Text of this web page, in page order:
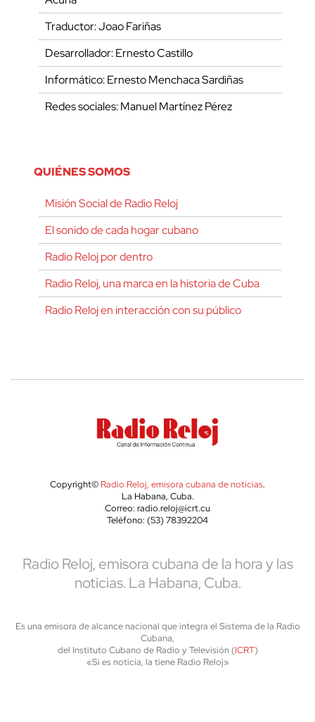
Traductor: Joao Fariñas
Desarrollador: Ernesto Castillo
Informático: Ernesto Menchaca Sardiñas
Redes sociales: Manuel Martínez Pérez
QUIÉNES SOMOS
Misión Social de Radio Reloj
El sonido de cada hogar cubano
Radio Reloj por dentro
Radio Reloj, una marca en la historia de Cuba
Radio Reloj en interacción con su público
Copyright© Radio Reloj, emisora cubana de noticias.
La Habana, Cuba.
Correo: radio.reloj@icrt.cu
Teléfono: (53) 78392204
Radio Reloj, emisora cubana de la hora y las
noticias. La Habana, Cuba.
Es una emisora de alcance nacional que integra el Sistema de la Radio
Cubana,
del Instituto Cubano de Radio y Televisión (ICRT)
«Si es noticia, la tiene Radio Reloj»